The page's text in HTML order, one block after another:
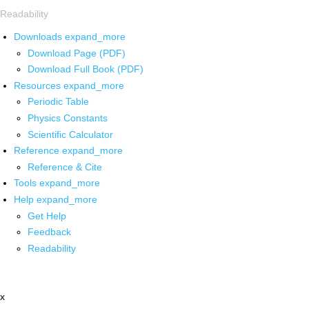
Readability
Downloads expand_more
Download Page (PDF)
Download Full Book (PDF)
Resources expand_more
Periodic Table
Physics Constants
Scientific Calculator
Reference expand_more
Reference & Cite
Tools expand_more
Help expand_more
Get Help
Feedback
Readability
x